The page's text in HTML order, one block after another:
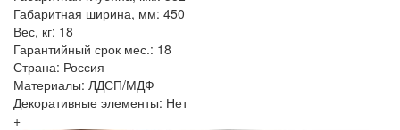
Габаритная ширина, мм: 450
Вес, кг: 18
Гарантийный срок мес.: 18
Страна: Россия
Материалы: ЛДСП/МДФ
Декоративные элементы: Нет
+